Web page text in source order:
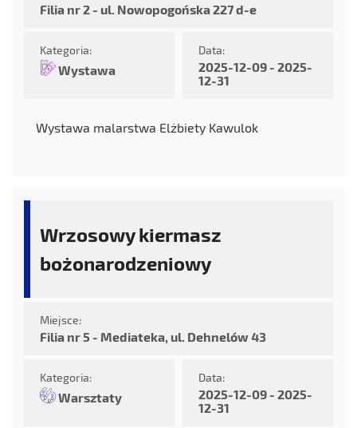
Filia nr 2 - ul. Nowopogońska 227 d-e
Kategoria:
Wystawa
Data:
2025-12-09 - 2025-
12-31
Wystawa malarstwa Elżbiety Kawulok
Wrzosowy kiermasz
bożonarodzeniowy
Miejsce:
Filia nr 5 - Mediateka, ul. Dehnelów 43
Kategoria:
Warsztaty
Data:
2025-12-09 - 2025-
12-31